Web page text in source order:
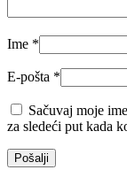
Ime *
E-pošta *
Sačuvaj moje
za sledeći put kada